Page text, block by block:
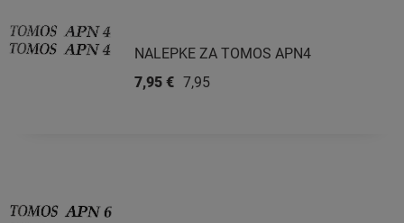
NALEPKE ZA TOMOS APN4
7,95 €
7,95 €